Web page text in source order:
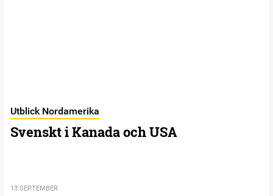
Utblick Nordamerika
Svenskt i Kanada och USA
13 SEPTEMBER